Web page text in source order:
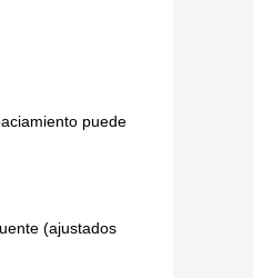
puede
(ajustados